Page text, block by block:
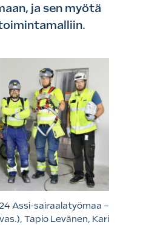
ja sen myötä
Assi-sairaalatyömaa –
Tapio Levänen, Kari